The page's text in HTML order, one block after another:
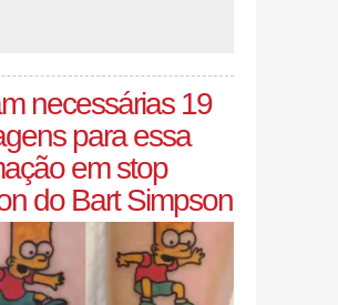
necessárias 19
para essa
em stop
do Bart Simpson